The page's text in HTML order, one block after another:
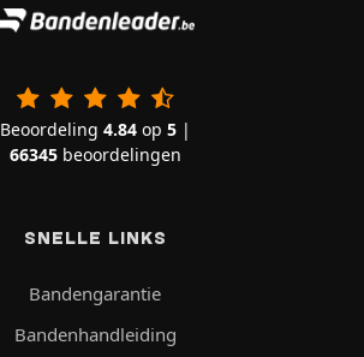
Beoordeling 4.84op 5|
66345beoordelingen
SNELLE LINKS
Bandengarantie
Bandenhandleiding